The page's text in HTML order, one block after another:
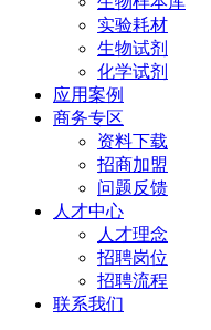
实验耗材
生物试剂
化学试剂
应用案例
商务专区
资料下载
招商加盟
问题反馈
人才中心
人才理念
招聘岗位
招聘流程
联系我们